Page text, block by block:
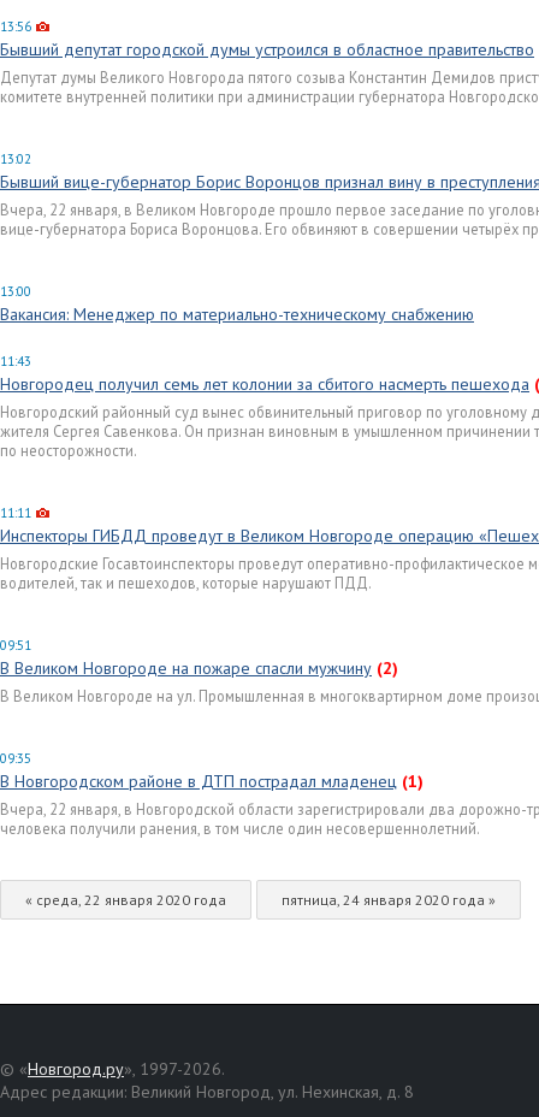
13:56
Бывший депутат городской думы устроился в областное правительство
Депутат думы Великого Новгорода пятого созыва Константин Демидов
комитете внутренней политики при администрации губернатора
13:02
Бывший вице-губернатор Борис Воронцов признал вину в
Вчера, 22 января, в Великом Новгороде прошло первое заседание по
вице-губернатора Бориса Воронцова. Его обвиняют в совершении четырёх
13:00
Вакансия: Менеджер по материально-техническому снабжению
11:43
Новгородец получил семь лет колонии за сбитого насмерть пешехода
Новгородский районный суд вынес обвинительный приговор по уголовному
жителя Сергея Савенкова. Он признан виновным в умышленном причинении
по неосторожности.
11:11
Инспекторы ГИБДД проведут в Великом Новгороде операцию
Новгородские Госавтоинспекторы проведут оперативно-профилактическое
водителей, так и пешеходов, которые нарушают ПДД.
09:51
В Великом Новгороде на пожаре спасли мужчину (2)
В Великом Новгороде на ул. Промышленная в многоквартирном доме
09:35
В Новгородском районе в ДТП пострадал младенец (1)
Вчера, 22 января, в Новгородской области зарегистрировали два дорожно-
человека получили ранения, в том числе один несовершеннолетний.
« среда, 22 января 2020 года пятница, 24 января 2020 года »
© «Новгород.ру», 1997-2026.
Адрес редакции: Великий Новгород, ул. Нехинская, д. 8